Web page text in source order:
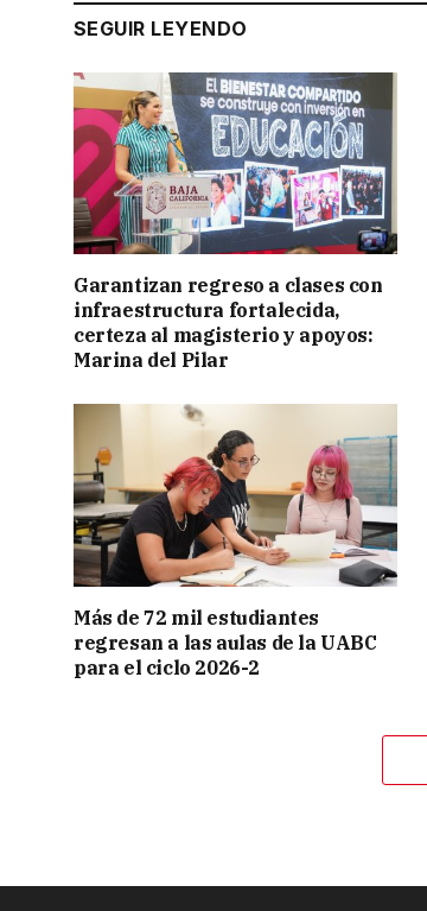
SEGUIR LEYENDO
Garantizan regreso a clases con
infraestructura fortalecida,
certeza al magisterio y apoyos:
Marina del Pilar
Más de 72 mil estudiantes
regresan a las aulas de la UABC
para el ciclo 2026-2